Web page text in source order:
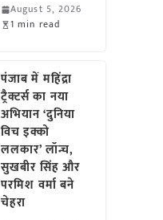
August 5, 2026
1 min read
पंजाब में महिंद्रा
ट्रैक्टर्स का नया
अभियान ‘दुनिया
विच इक्को
ललकार’ लॉन्च,
सुखबीर सिंह और
परमिश वर्मा बने
चेहरा